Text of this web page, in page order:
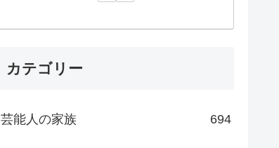
カテゴリー
芸能人の家族 694